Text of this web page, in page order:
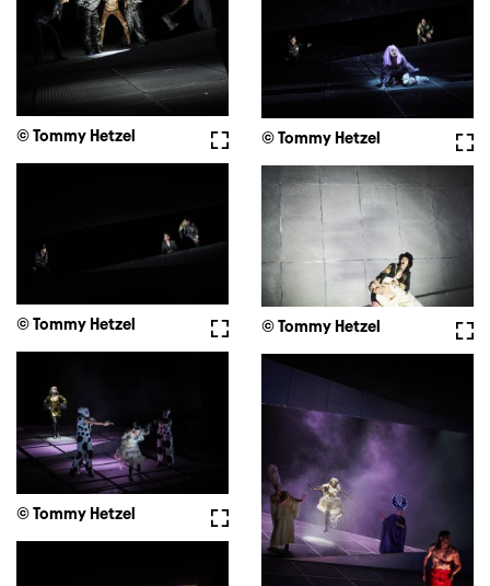
Fullscreen
© Tommy Hetzel © Tommy Hetzel
Fullscreen
© Tommy Hetzel © Tommy Hetzel
Fullscreen
© Tommy Hetzel